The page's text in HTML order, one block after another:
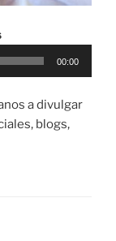
00:00
a divulgar
blogs,